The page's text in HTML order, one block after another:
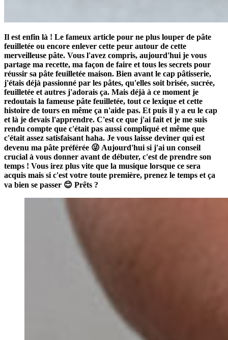
Il est enfin là ! Le fameux article pour ne plus louper de pâte
feuilletée ou encore enlever cette peur autour de cette
merveilleuse pâte. Vous l'avez compris, aujourd'hui je vous
partage ma recette, ma façon de faire et tous les secrets pour
réussir sa pâte feuilletée maison. Bien avant le cap pâtisserie,
j'étais déjà passionné par les pâtes, qu'elles soit brisée, sucrée,
feuilletée et autres j'adorais ça. Mais déjà à ce moment je
redoutais la fameuse pâte feuilletée, tout ce lexique et cette
histoire de tours en même ça n'aide pas. Et puis il y a eu le cap
et là je devais l'apprendre. C'est ce que j'ai fait et je me suis
rendu compte que c'était pas aussi compliqué et même que
c'était assez satisfaisant haha. Je vous laisse deviner qui est
devenu ma pâte préférée 😜 Aujourd'hui si j'ai un conseil
crucial à vous donner avant de débuter, c'est de prendre son
temps ! Vous irez plus vite que la musique lorsque ce sera
acquis mais si c'est votre toute première, prenez le temps et ça
va bien se passer 😊 Prêts ?